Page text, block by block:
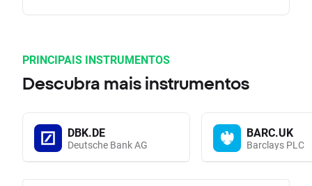
PRINCIPAIS INSTRUMENTOS
Descubra mais instrumentos
DBK.DE
Deutsche Bank AG
BARC.UK
Barclays PLC